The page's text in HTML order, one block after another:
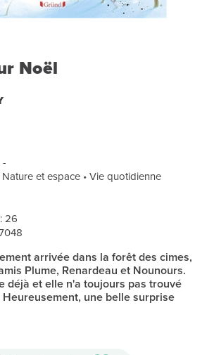
Noël
Nature et espace • Vie quotidienne
26
arrivée dans la forêt des cimes,
Plume, Renardeau et Nounours.
déjà et elle n'a toujours pas trouvé
une belle surprise